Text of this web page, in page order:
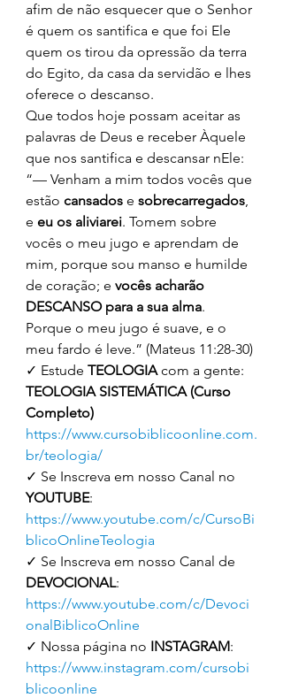
afim de não esquecer que o Senhor
é quem os santifica e que foi Ele
quem os tirou da opressão da terra
do Egito, da casa da servidão e lhes
oferece o descanso.
Que todos hoje possam aceitar as
palavras de Deus e receber Àquele
que nos santifica e descansar nEle:
“— Venham a mim todos vocês que
estão cansados e sobrecarregados,
e eu os aliviarei. Tomem sobre
vocês o meu jugo e aprendam de
mim, porque sou manso e humilde
de coração; e vocês acharão
DESCANSO para a sua alma.
Porque o meu jugo é suave, e o
meu fardo é leve.” (Mateus 11:28-30)
✓ Estude TEOLOGIA com a gente:
TEOLOGIA SISTEMÁTICA (Curso
Completo)
https://www.cursobiblicoonline.com.
br/teologia/
✓ Se Inscreva em nosso Canal no
YOUTUBE:
https://www.youtube.com/c/CursoBi
blicoOnlineTeologia
✓ Se Inscreva em nosso Canal de
DEVOCIONAL:
https://www.youtube.com/c/Devoci
onalBiblicoOnline
✓ Nossa página no INSTAGRAM:
https://www.instagram.com/cursobi
blicoonline